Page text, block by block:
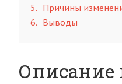
5
Причины
6
Выводы
Описание